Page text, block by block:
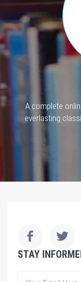
A complete
everlasting
STAY